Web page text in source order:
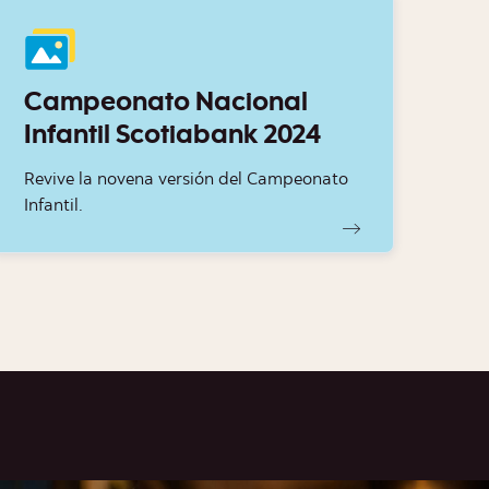
Campeonato Nacional
Infantil Scotiabank 2024
Revive la novena versión del Campeonato
Infantil.